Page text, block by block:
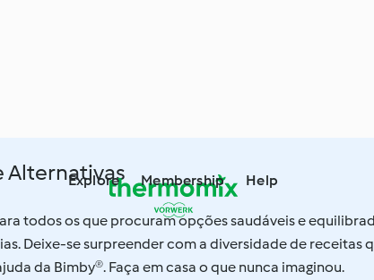
Explore Membership Help
Alternativas
todos os que procuram opções saudáveis e
Deixe-se surpreender com a diversidade de receitas
da Bimby®. Faça em casa o que nunca imaginou.